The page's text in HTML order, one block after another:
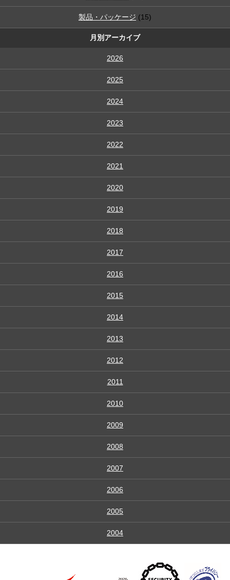
製品・パッケージ (15)
月別アーカイブ
2026
2025
2024
2023
2022
2021
2020
2019
2018
2017
2016
2015
2014
2013
2012
2011
2010
2009
2008
2007
2006
2005
2004